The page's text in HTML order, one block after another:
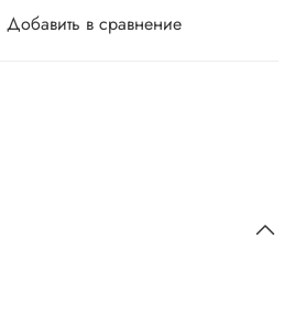
Добавить в сравнение